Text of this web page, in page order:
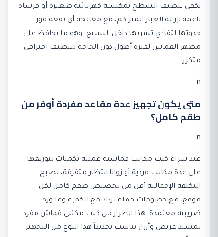
يكفي تنظيف السطح بمكنسة كهربائية صغيرة أو فرشاة
ناعمة لإزالة الغبار المتراكم، مع معالجة أي بقعة فور
حدوثها لتفادي تشربها داخل النسيج، وهو ما يحافظ على
مظهر القماش لفترة أطول دون الحاجة لتنظيف احترافي
متكرر.
n
متى يكون تجهيز عدة مقاعد مفردة أوفر من
طقم كامل؟
n
عند شراء كنب مكاتب قماشية عملية بكميات لتوزيعها
على عدة مكاتب فردية أو زوايا انتظار متفرقة، تصبح
التكلفة الإجمالية أقل من تخصيص طقم كامل لكل
موقع، مع خصومات جملة تزداد مع الكمية وفاتورة
ضريبية معتمدة. هذا الطراز من كنب مكتبي قماش مفرد
بمسند عريض وأزرار يناسب تحديداً هذا النوع من التجهيز